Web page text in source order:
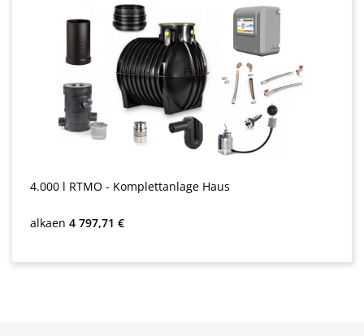
4.000 l RTMO - Komplettanlage Haus
Normaali hinta:
alkaen 4 797,71 €